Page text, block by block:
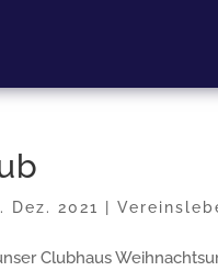
Dez. 2021 |
Clubhaus